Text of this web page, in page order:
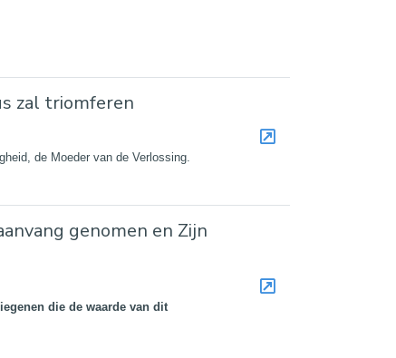
zal triomferen
de Moeder van de Verlossing.
genomen en Zijn
die de waarde van dit